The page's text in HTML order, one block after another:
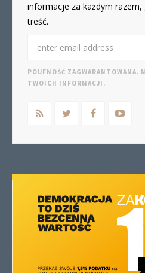
informacje za każdym
treść.
POUFNOŚĆ ZAGWARANTOWANA.
TWOICH INFORMACJI.